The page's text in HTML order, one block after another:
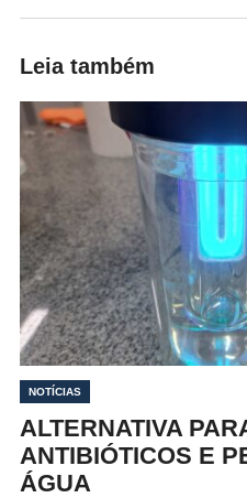
Leia também
NOTÍCIAS
ALTERNATIVA
ANTIBIÓTICOS E
ÁGUA